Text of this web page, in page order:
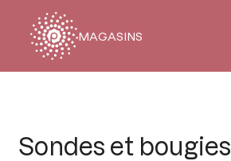
MAGASINS
Sondes et bougies